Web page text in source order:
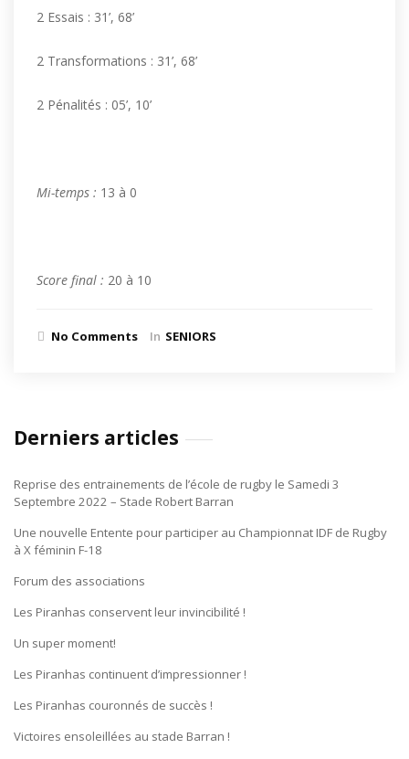
2 Essais : 31’, 68’
2 Transformations : 31’, 68’
2 Pénalités : 05’, 10’
Mi-temps : 13 à 0
Score final : 20 à 10
No Comments In SENIORS
Derniers articles
Reprise des entrainements de l’école de rugby le Samedi 3
Septembre 2022 – Stade Robert Barran
Une nouvelle Entente pour participer au Championnat IDF de Rugby
à X féminin F-18
Forum des associations
Les Piranhas conservent leur invincibilité !
Un super moment!
Les Piranhas continuent d’impressionner !
Les Piranhas couronnés de succès !
Victoires ensoleillées au stade Barran !